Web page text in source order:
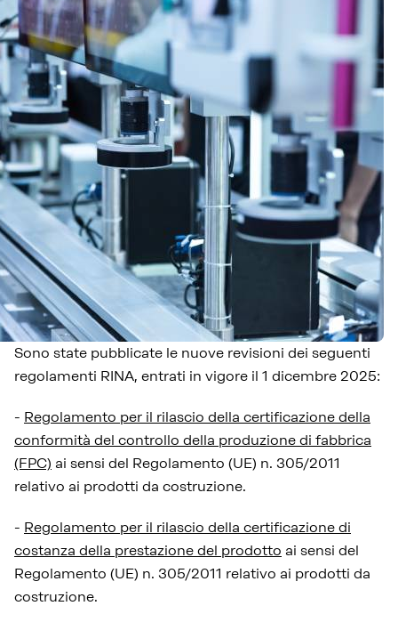
Sono state pubblicate le nuove revisioni dei seguenti
regolamenti RINA, entrati in vigore il 1 dicembre 2025:
- Regolamento per il rilascio della certificazione della
conformità del controllo della produzione di fabbrica
(FPC) ai sensi del Regolamento (UE) n. 305/2011
relativo ai prodotti da costruzione.
- Regolamento per il rilascio della certificazione di
costanza della prestazione del prodotto ai sensi del
Regolamento (UE) n. 305/2011 relativo ai prodotti da
costruzione.